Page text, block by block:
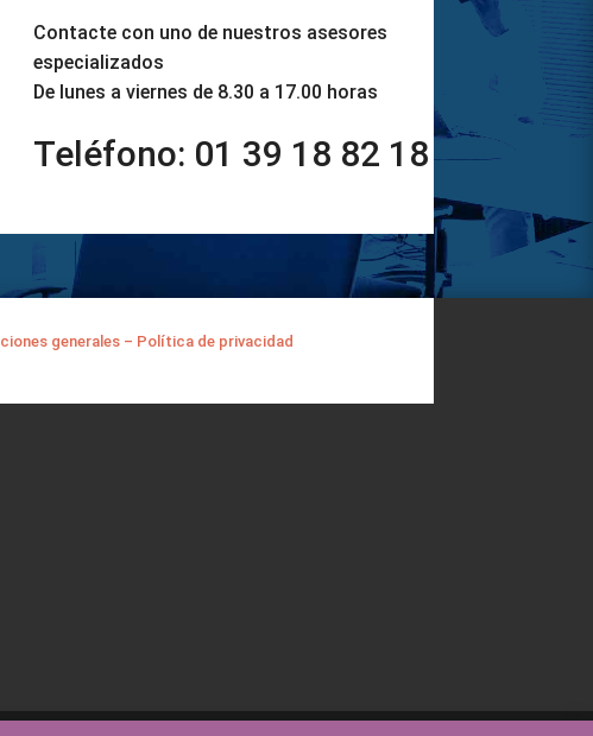
Contacte con uno de nuestros asesores
especializados
De lunes a viernes de 8.30 a 17.00 horas
Teléfono: 01 39 18 82 18
generales – Política de privacidad